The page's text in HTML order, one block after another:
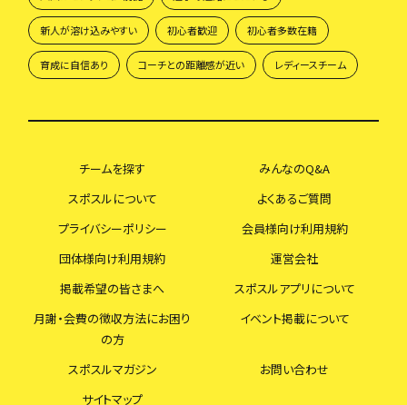
新人が溶け込みやすい 初心者歓迎 初心者多数在籍
育成に自信あり コーチとの距離感が近い レディースチーム
チームを探す
みんなのQ&A
スポスルについて
よくあるご質問
プライバシーポリシー
会員様向け利用規約
団体様向け利用規約
運営会社
掲載希望の皆さまへ
スポスルアプリについて
月謝・会費の徴収方法にお困り
の方
イベント掲載について
スポスルマガジン
お問い合わせ
サイトマップ